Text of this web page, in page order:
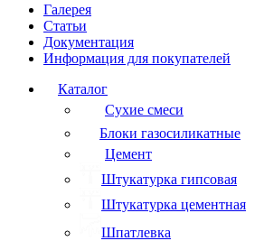
Галерея
Статьи
Документация
Информация для покупателей
Каталог
Сухие смеси
Блоки газосиликатные
Цемент
Штукатурка гипсовая
Штукатурка цементная
Шпатлевка